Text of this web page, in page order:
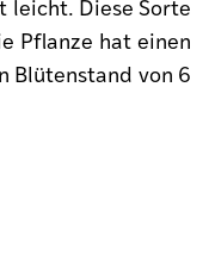
leicht. Diese Sorte
Pflanze hat einen
Blütenstand von 6